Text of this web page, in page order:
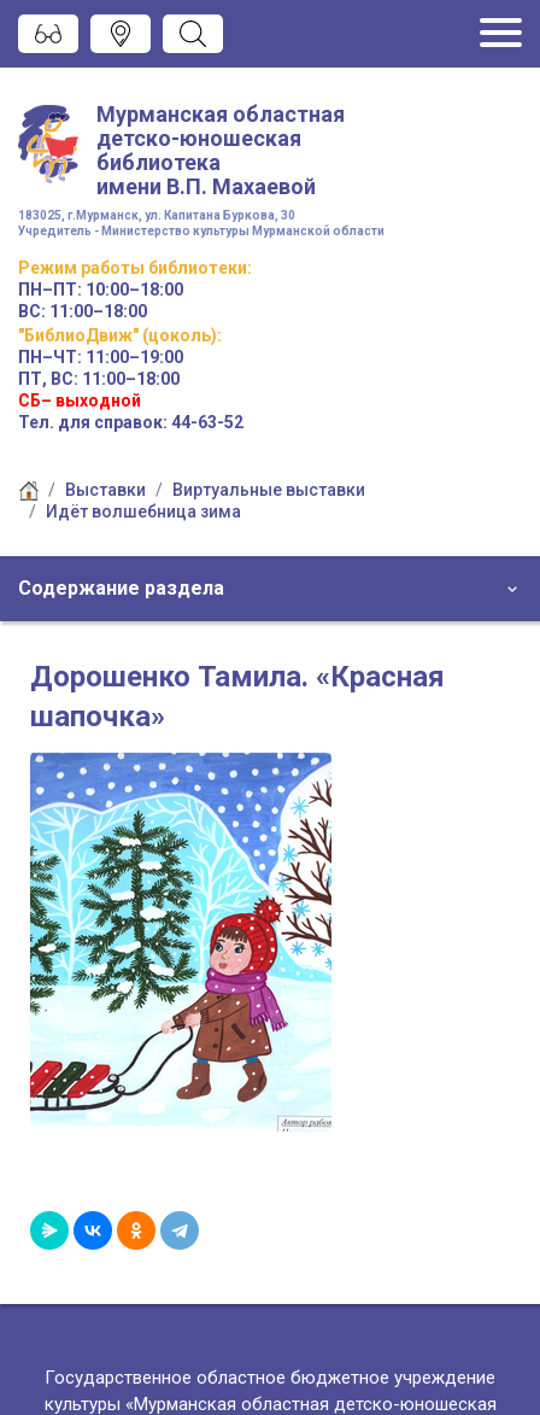
Мурманская областная
детско-юношеская
библиотека
имени В.П. Махаевой
183025, г.Мурманск, ул. Капитана Буркова, 30
Учредитель - Министерство культуры Мурманской области
Режим работы библиотеки:
ПН–ПТ: 10:00–18:00
ВС: 11:00–18:00
"БиблиоДвиж" (цоколь):
ПН–ЧТ: 11:00–19:00
ПТ, ВС: 11:00–18:00
СБ– выходной
Тел. для справок: 44-63-52
Выставки
Виртуальные выставки
Идёт волшебница зима
Содержание раздела
Дорошенко Тамила. «Красная
шапочка»
Государственное областное бюджетное учреждение
культуры «Мурманская областная детско-юношеская